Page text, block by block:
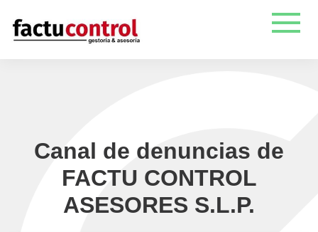
Canal de denuncias de
FACTU CONTROL
ASESORES S.L.P.